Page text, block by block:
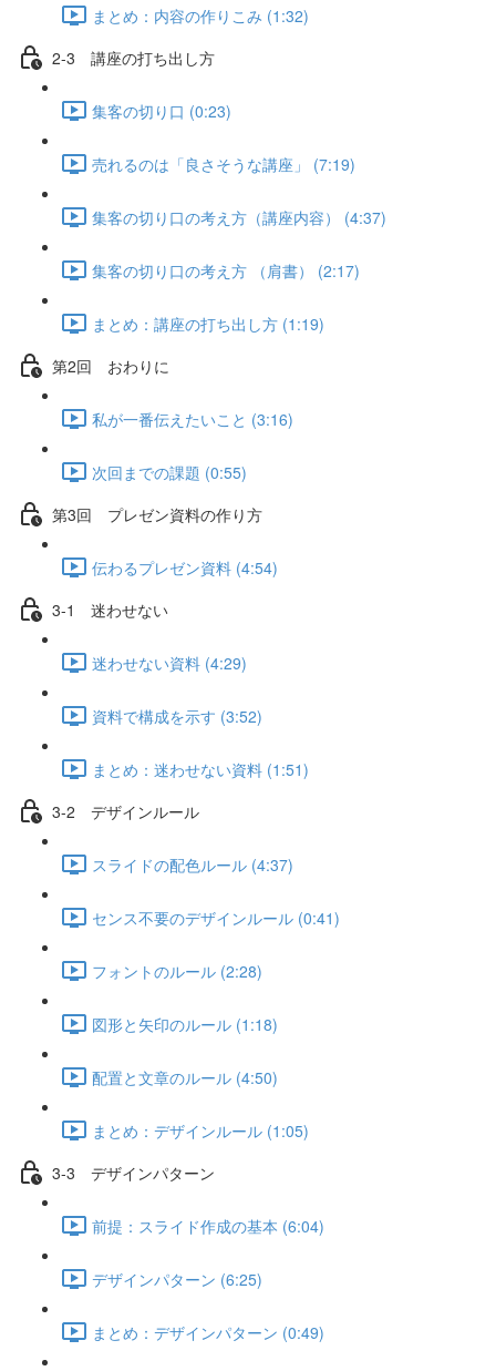
まとめ：内容の作りこみ (1:32)
2-3 講座の打ち出し方
集客の切り口 (0:23)
売れるのは「良さそうな講座」 (7:19)
集客の切り口の考え方（講座内容） (4:37)
集客の切り口の考え方 （肩書） (2:17)
まとめ：講座の打ち出し方 (1:19)
第2回 おわりに
私が一番伝えたいこと (3:16)
次回までの課題 (0:55)
第3回 プレゼン資料の作り方
伝わるプレゼン資料 (4:54)
3-1 迷わせない
迷わせない資料 (4:29)
資料で構成を示す (3:52)
まとめ：迷わせない資料 (1:51)
3-2 デザインルール
スライドの配色ルール (4:37)
センス不要のデザインルール (0:41)
フォントのルール (2:28)
図形と矢印のルール (1:18)
配置と文章のルール (4:50)
まとめ：デザインルール (1:05)
3-3 デザインパターン
前提：スライド作成の基本 (6:04)
デザインパターン (6:25)
まとめ：デザインパターン (0:49)